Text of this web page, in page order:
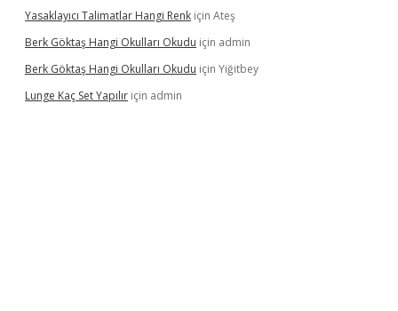
Yasaklayıcı Talimatlar Hangi Renk için Ateş
Berk Göktaş Hangi Okulları Okudu için admin
Berk Göktaş Hangi Okulları Okudu için Yiğitbey
Lunge Kaç Set Yapılır için admin